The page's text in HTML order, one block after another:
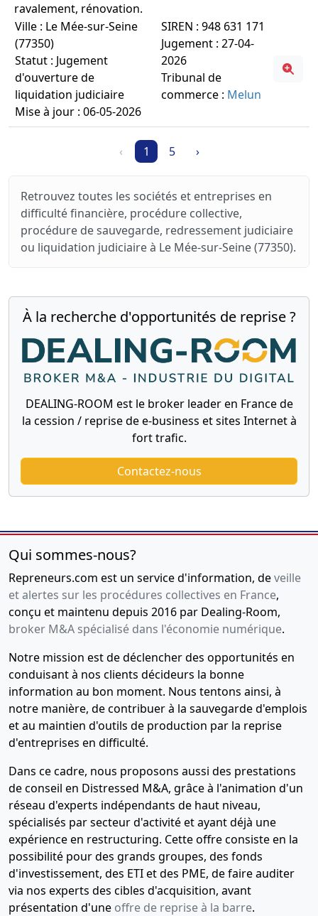
ravalement, rénovation.
Ville : Le Mée-sur-Seine
(77350)
Statut : Jugement
d'ouverture de
liquidation judiciaire
Mise à jour : 06-05-2026
SIREN : 948 631 171
Jugement : 27-04-
2026
Tribunal de
commerce : Melun
‹ 1 5 ›
Retrouvez toutes les sociétés et entreprises en
difficulté financière, procédure collective,
procédure de sauvegarde, redressement judiciaire
ou liquidation judiciaire à Le Mée-sur-Seine (77350).
À la recherche d'opportunités de reprise ?
DEALING-ROOM est le broker leader en France de
la cession / reprise de e-business et sites Internet à
fort trafic.
Contactez-nous
Qui sommes-nous?
Repreneurs.com est un service d'information, deveille
et alertes sur les procédures collectives en France,
conçu et maintenu depuis 2016 par Dealing-Room,
broker M&A spécialisé dans l'économie numérique.
Notre mission est de déclencher des opportunités en
conduisant à nos clients décideurs la bonne
information au bon moment. Nous tentons ainsi, à
notre manière, de contribuer à la sauvegarde d'emplois
et au maintien d'outils de production par la reprise
d'entreprises en difficulté.
Dans ce cadre, nous proposons aussi des prestations
de conseil en Distressed M&A, grâce à l'animation d'un
réseau d'experts indépendants de haut niveau,
spécialisés par secteur d'activité et ayant déjà une
expérience en restructuring. Cette offre consiste en la
possibilité pour des grands groupes, des fonds
d'investissement, des ETI et des PME, de faire auditer
via nos experts des cibles d'acquisition, avant
présentation d'une offre de reprise à la barre.